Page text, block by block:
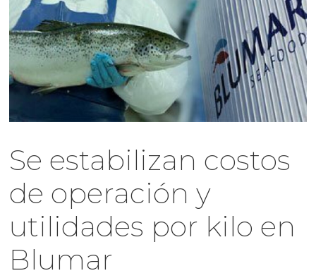
Se estabilizan costos
de operación y
utilidades por kilo en
Blumar